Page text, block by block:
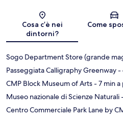
Cosa c’è nei
dintorni?
Come
Sogo Department Store (grande
Passeggiata Calligraphy Greenway-
CMP Block Museum of Arts- 7 min
Museo nazionale di Scienze Naturali
Centro Commerciale Park Lane by